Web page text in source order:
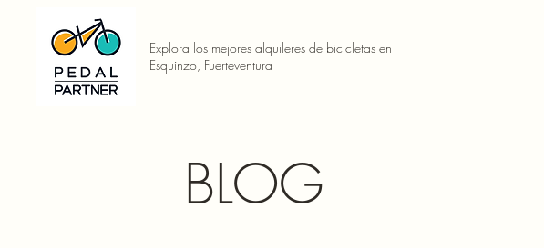
Explora los mejores alquileres de bicicletas en
Esquinzo, Fuerteventura
BLOG